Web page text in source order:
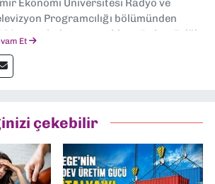
Ekonomi Üniversitesi Radyo ve
Programcılığı bölümünden
senesinde mezun oldum. Dokuz Eylül
görevini de üstleniyorum.
Et
çekebilir